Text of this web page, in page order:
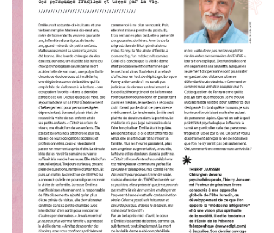
Podcasts
Agenda
Contact